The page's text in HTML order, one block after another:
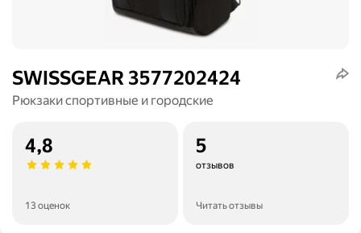
SWISSGEAR 3577202424
Рюкзаки спортивные и городские
4,8
13 оценок
5
отзывов
Читать отзывы